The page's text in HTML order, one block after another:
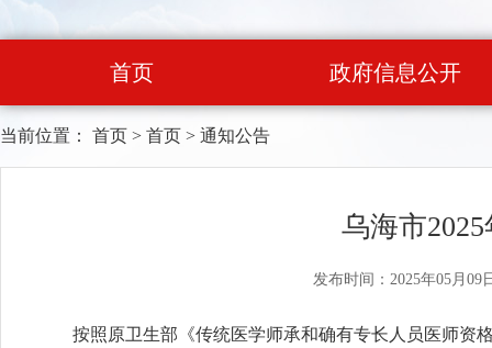
首页 政府信息公开
当前位置： 首页 > 首页 > 通知公告
乌海市
发布时间：2025年05月09
按照原卫生部《传统医学师承和确有专长人员医师资格